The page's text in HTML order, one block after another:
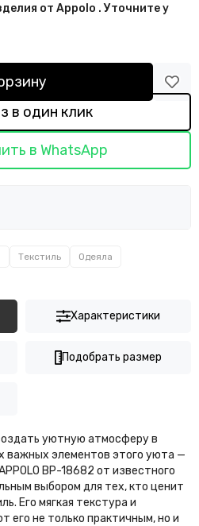
от Appolo . Уточните у
в один клик
в WhatsApp
Текстиль Одеяла
Характеристики
Подобрать размер
уютную атмосферу в
важных элементов этого уюта —
BP-18682 от известного
выбором для тех, кто ценит
Его мягкая текстура и
его не только практичным, но и